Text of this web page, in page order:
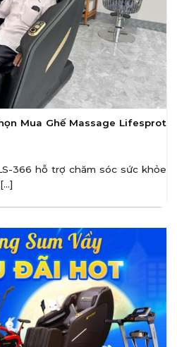
Mua Ghế Massage Lifesprot
366 hỗ trợ chăm sóc sức khỏe